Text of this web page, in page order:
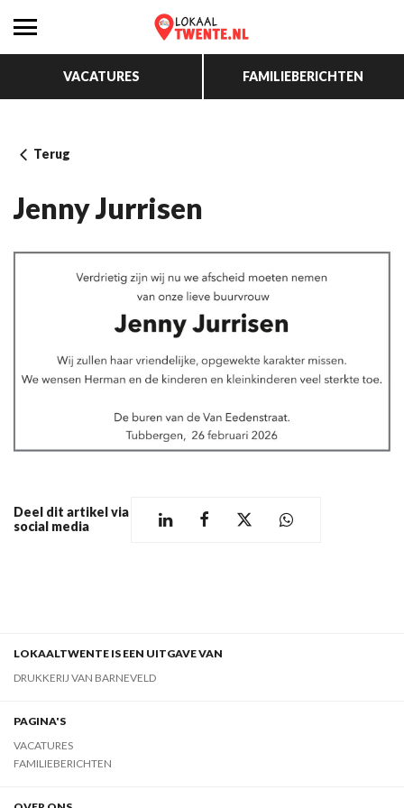
VACATURES FAMILIEBERICHTEN
Terug
Jenny Jurrisen
Deel dit artikel via
social media
LOKAALTWENTE IS EEN UITGAVE VAN
DRUKKERIJ VAN BARNEVELD
PAGINA'S
VACATURES
FAMILIEBERICHTEN